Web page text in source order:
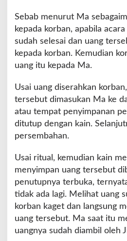
Sebab menurut Ma
kepada korban, apabila
sudah selesai dan uang
kepada korban. Kemudian
uang itu kepada Ma.
Usai uang diserahkan
tersebut dimasukan Ma ke
atau tempat penyimpanan
ditutup dengan kain.
persembahan.
Usai ritual, kemudian kain
menyimpan uang tersebut
penutupnya terbuka,
tidak ada lagi. Melihat uang
korban kaget dan langsung
uang tersebut. Ma saat itu
uangnya sudah diambil oleh